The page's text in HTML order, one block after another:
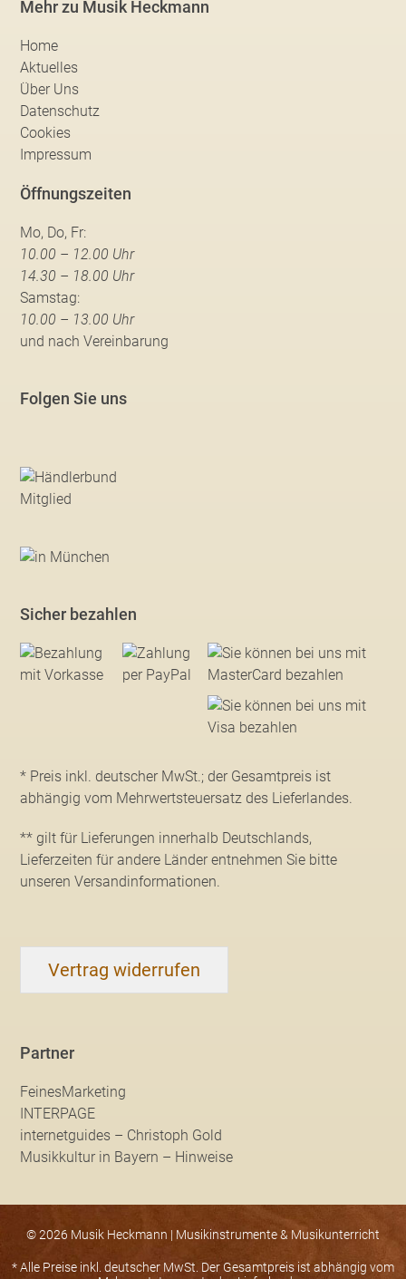
Mehr zu Musik Heckmann
Home
Aktuelles
Über Uns
Datenschutz
Cookies
Impressum
Öffnungszeiten
Mo, Do, Fr:
10.00 – 12.00 Uhr
14.30 – 18.00 Uhr
Samstag:
10.00 – 13.00 Uhr
und nach Vereinbarung
Folgen Sie uns
Sicher bezahlen
* Preis inkl. deutscher MwSt.; der Gesamtpreis ist
abhängig vom Mehrwertsteuersatz des Lieferlandes.
** gilt für Lieferungen innerhalb Deutschlands,
Lieferzeiten für andere Länder entnehmen Sie bitte
unseren Versandinformationen.
Vertrag widerrufen
Partner
FeinesMarketing
INTERPAGE
internetguides – Christoph Gold
Musikkultur in Bayern – Hinweise
© 2026 Musik Heckmann | Musikinstrumente & Musikunterricht
* Alle Preise inkl. deutscher MwSt. Der Gesamtpreis ist abhängig vom